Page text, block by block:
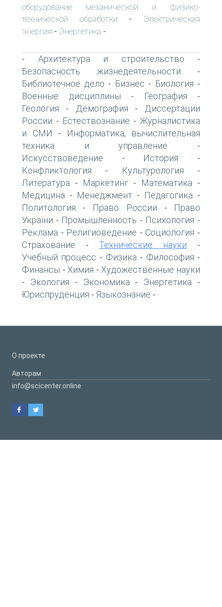
оборудование механической и физико-
технической обработки - Электрическая
энергия - Энергетика -
- Архитектура и строительство -
Безопасность жизнедеятельности -
Библиотечное дело - Бизнес - Биология -
Военные дисциплины - География -
Геология - Демография -
Диссертации
России - Естествознание - Журналистика
и СМИ -
Информатика, вычислительная
техника и управление -
Искусствоведение - История -
Конфликтология - Культурология -
Литература - Маркетинг - Математика -
Медицина - Менеджмент - Педагогика -
Политология - Право России -
Право
України - Промышленность - Психология -
Реклама - Религиоведение - Социология -
Страхование - Технические науки -
Учебный процесс - Физика - Философия -
Финансы -Химия -Художественные науки
- Экология - Экономика - Энергетика -
Юриспруденция - Языкознание -
О проекте
Авторам
info@scicenter.online